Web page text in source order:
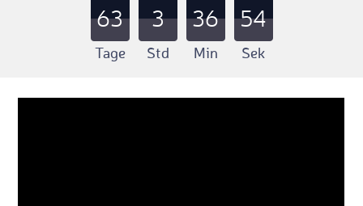
63
Tage
3
Std
36
Min
54
Sek